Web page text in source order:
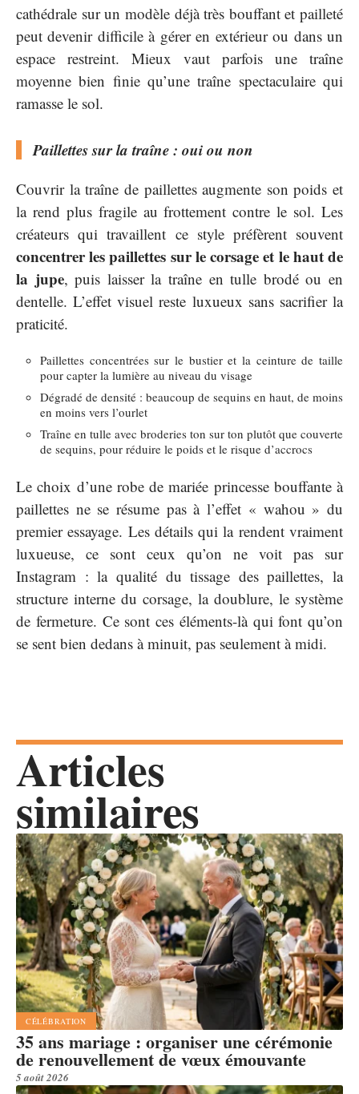
cathédrale sur un modèle déjà très bouffant et pailleté
peut devenir difficile à gérer en extérieur ou dans un
espace restreint. Mieux vaut parfois une traîne
moyenne bien finie qu’une traîne spectaculaire qui
ramasse le sol.
Paillettes sur la traîne : oui ou non
Couvrir la traîne de paillettes augmente son poids et
la rend plus fragile au frottement contre le sol. Les
créateurs qui travaillent ce style préfèrent souvent
concentrer les paillettes sur le corsage et le haut de
la jupe, puis laisser la traîne en tulle brodé ou en
dentelle. L’effet visuel reste luxueux sans sacrifier la
praticité.
Paillettes concentrées sur le bustier et la ceinture de taille
pour capter la lumière au niveau du visage
Dégradé de densité : beaucoup de sequins en haut, de moins
en moins vers l’ourlet
Traîne en tulle avec broderies ton sur ton plutôt que couverte
de sequins, pour réduire le poids et le risque d’accrocs
Le choix d’une robe de mariée princesse bouffante à
paillettes ne se résume pas à l’effet « wahou » du
premier essayage. Les détails qui la rendent vraiment
luxueuse, ce sont ceux qu’on ne voit pas sur
Instagram : la qualité du tissage des paillettes, la
structure interne du corsage, la doublure, le système
de fermeture. Ce sont ces éléments-là qui font qu’on
se sent bien dedans à minuit, pas seulement à midi.
Articles
similaires
CÉLÉBRATION
35 ans mariage : organiser une cérémonie
de renouvellement de vœux émouvante
5 août 2026